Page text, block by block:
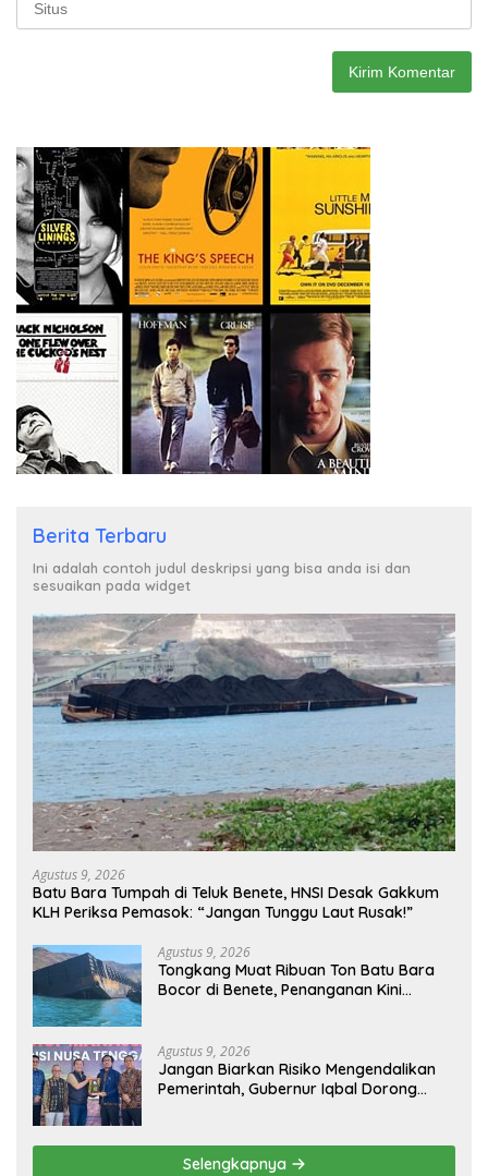
Berita Terbaru
Ini adalah contoh judul deskripsi yang bisa anda isi dan
sesuaikan pada widget
Agustus 9, 2026
Batu Bara Tumpah di Teluk Benete, HNSI Desak Gakkum
KLH Periksa Pemasok: “Jangan Tunggu Laut Rusak!”
Agustus 9, 2026
Tongkang Muat Ribuan Ton Batu Bara
Bocor di Benete, Penanganan Kini
Agustus 9, 2026
Jangan Biarkan Risiko Mengendalikan
Pemerintah, Gubernur Iqbal Dorong
Selengkapnya